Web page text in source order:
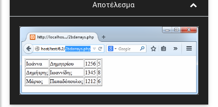
Αποτέλεσμα